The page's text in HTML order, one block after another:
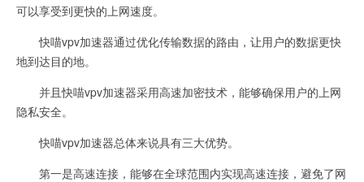
可以享受到更快的上网速度。
快喵vpv加速器通过优化传输数据的路由，让用户的数据更快
地到达目的地。
并且快喵vpv加速器采用高速加密技术，能够确保用户的上网
隐私安全。
快喵vpv加速器总体来说具有三大优势。
第一是高速连接，能够在全球范围内实现高速连接，避免了网